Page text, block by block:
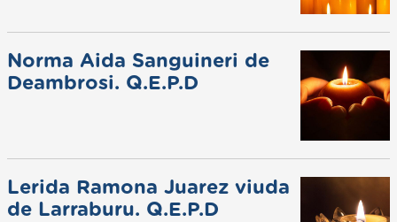
Norma Aida Sanguineri de
Deambrosi. Q.E.P.D
Lerida Ramona Juarez viuda
de Larraburu. Q.E.P.D